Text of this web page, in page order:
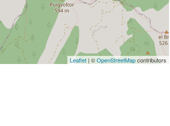
Leaflet | ©OpenStreetMapcontributors